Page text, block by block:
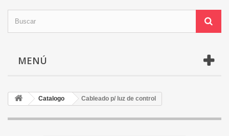
MENÚ
Catalogo Cableado p/ luz de control